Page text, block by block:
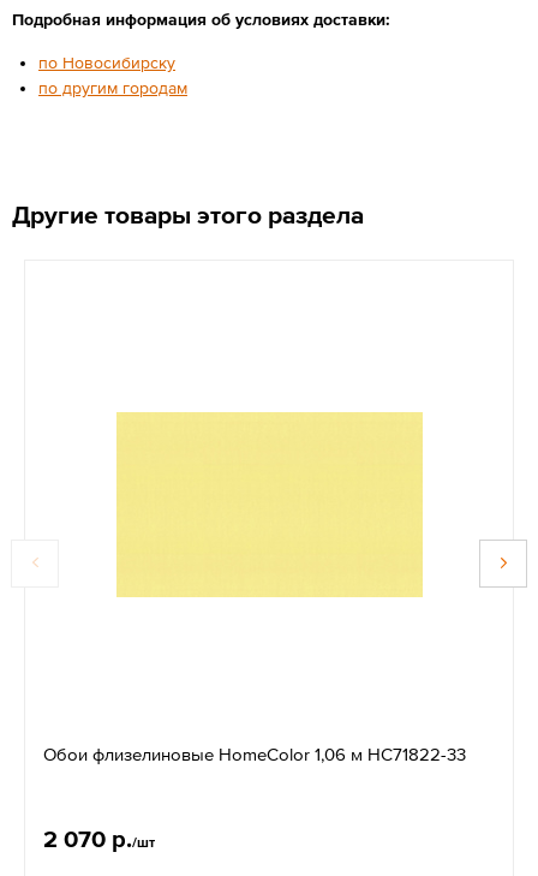
Подробная информация об условиях доставки:
по Новосибирску
по другим городам
Другие товары этого раздела
Обои флизелиновые HomeColor 1,06 м HC71822-33
2 070 р./шт